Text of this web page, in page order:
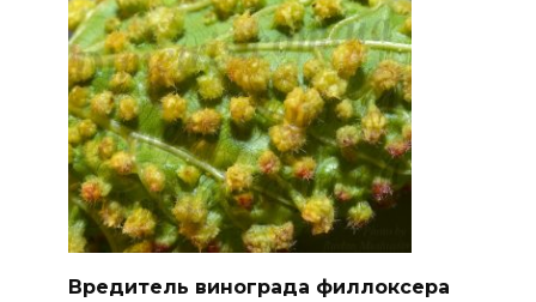
Вредитель винограда филлоксера